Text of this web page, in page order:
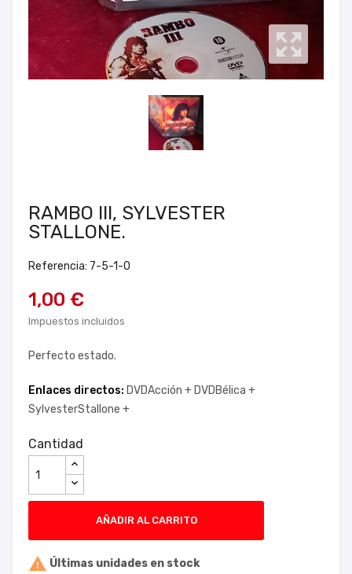
RAMBO III, SYLVESTER
STALLONE.
Referencia: 7-5-1-0
1,00 €
Impuestos incluidos
Perfecto estado.
Enlaces directos: DVDAcción + DVDBélica +
SylvesterStallone +
Cantidad
AÑADIR AL CARRITO
 Últimas unidades en stock